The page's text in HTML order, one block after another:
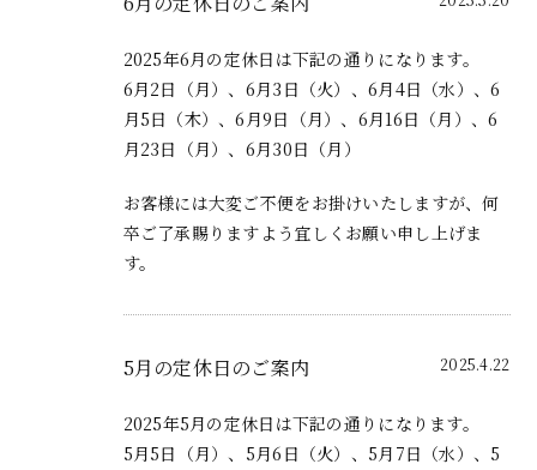
2025年6月の定休日は下記の通りになります。
6月2日（月）、6月3日（火）、6月4日（水）、6
月5日（木）、6月9日（月）、6月16日（月）、6
月23日（月）、6月30日（月）
お客様には大変ご不便をお掛けいたしますが、何
卒ご了承賜りますよう宜しくお願い申し上げま
す。
2025.4.22
5月の定休日のご案内
2025年5月の定休日は下記の通りになります。
5月5日（月）、5月6日（火）、5月7日（水）、5